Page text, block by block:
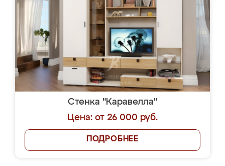
Стенка "Каравелла"
Цена: от 26 000 руб.
ПОДРОБНЕЕ